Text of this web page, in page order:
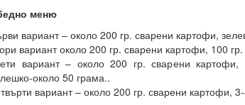
меню
вариант – около 200 гр. сварени картофи,
вариант около 200 гр. сварени картофи, 100
вариант – около 200 гр. сварени
около 50 грама..
вариант – около 200 гр. сварени картофи,